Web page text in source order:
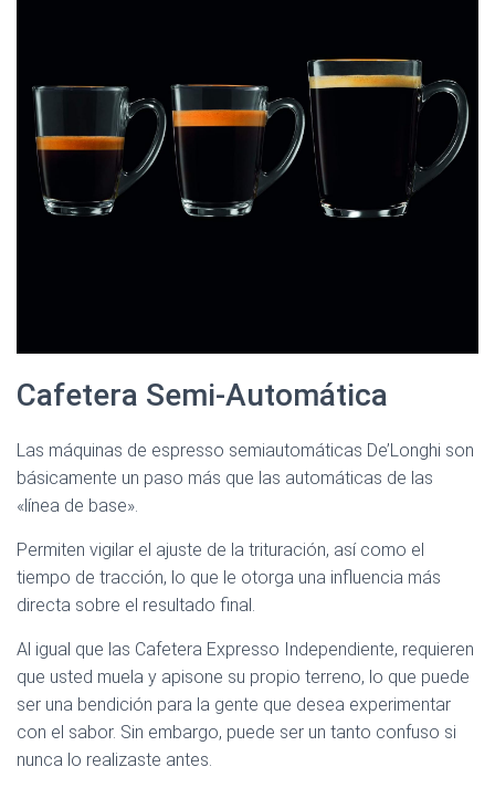
Cafetera Semi-Automática
Las máquinas de espresso semiautomáticas De’Longhi son
básicamente un paso más que las automáticas de las
«línea de base».
Permiten vigilar el ajuste de la trituración, así como el
tiempo de tracción, lo que le otorga una influencia más
directa sobre el resultado final.
Al igual que las Cafetera Expresso Independiente, requieren
que usted muela y apisone su propio terreno, lo que puede
ser una bendición para la gente que desea experimentar
con el sabor. Sin embargo, puede ser un tanto confuso si
nunca lo realizaste antes.